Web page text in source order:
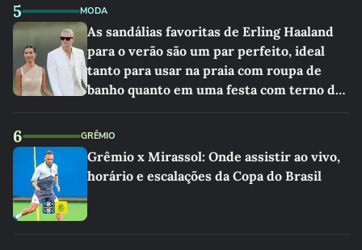
5 MODA
As sandálias favoritas de Erling Haaland
para o verão são um par perfeito, ideal
tanto para usar na praia com roupa de
banho quanto em uma festa com terno de
6 GRÊMIO
Grêmio x Mirassol: Onde assistir ao vivo,
horário e escalações da Copa do Brasil